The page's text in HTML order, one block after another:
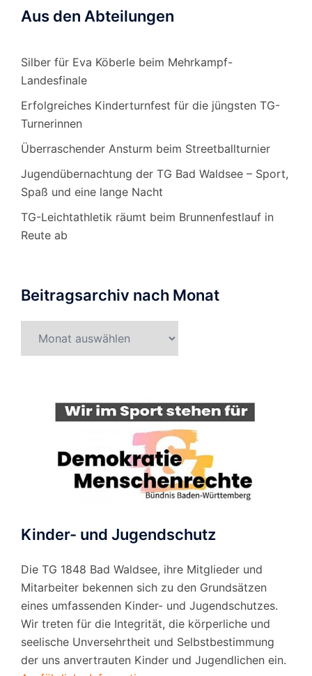
Aus den Abteilungen
Silber für Eva Köberle beim Mehrkampf-
Landesfinale
Erfolgreiches Kinderturnfest für die jüngsten TG-
Turnerinnen
Überraschender Ansturm beim Streetballturnier
Jugendübernachtung der TG Bad Waldsee – Sport,
Spaß und eine lange Nacht
TG-Leichtathletik räumt beim Brunnenfestlauf in
Reute ab
Beitragsarchiv nach Monat
nach
Kinder- und Jugendschutz
Die TG 1848 Bad Waldsee, ihre Mitglieder und
Mitarbeiter bekennen sich zu den Grundsätzen
eines umfassenden Kinder- und Jugendschutzes.
Wir treten für die Integrität, die körperliche und
seelische Unversehrtheit und Selbstbestimmung
der uns anvertrauten Kinder und Jugendlichen ein.